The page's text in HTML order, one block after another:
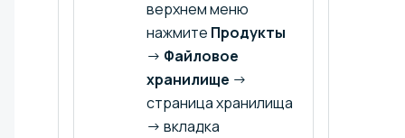
верхнем меню
нажмите Продукты
→ Файловое
хранилище →
страница хранилища
→ вкладка